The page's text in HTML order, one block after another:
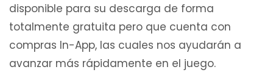
disponible para su descarga de forma
totalmente gratuita pero que cuenta con
compras In-App, las cuales nos ayudarán a
avanzar más rápidamente en el juego.